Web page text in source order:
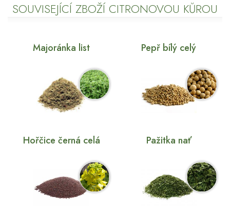
SOUVISEJÍCÍ ZBOŽÍ CITRONOVOU KŮROU
Majoránka list Pepř bílý celý
Hořčice černá celá Pažitka nať